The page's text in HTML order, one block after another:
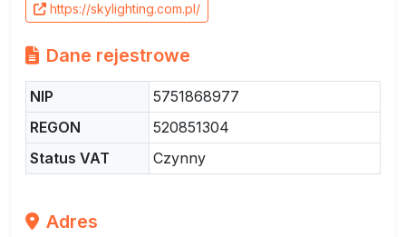
https://skylighting.com.pl/
Dane rejestrowe
NIP
5751868977
REGON
520851304
Status VAT
Czynny
Adres